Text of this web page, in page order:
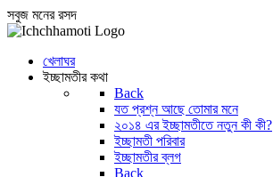
সবুজ মনের রসদ
খেলাঘর
ইচ্ছামতীর কথা
Back
যত প্রশ্ন আছে তোমার মনে
২০১৪ এর ইচ্ছামতীতে নতুন কী কী?
ইচ্ছামতী পরিবার
ইচ্ছামতীর ব্লগ
Back